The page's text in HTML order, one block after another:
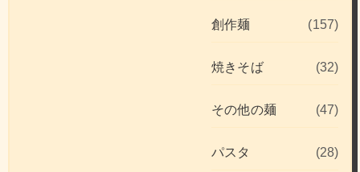
創作麺 (157)
焼きそば (32)
その他の麺 (47)
パスタ (28)